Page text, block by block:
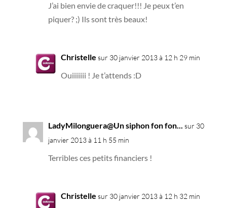
J’ai bien envie de craquer!!! Je peux t’en
piquer? ;) Ils sont très beaux!
Christelle sur 30 janvier 2013 à 12 h 29 min
Ouiiiiiii ! Je t’attends :D
LadyMilonguera@Un siphon fon fon... sur 30
janvier 2013 à 11 h 55 min
Terribles ces petits financiers !
Christelle sur 30 janvier 2013 à 12 h 32 min